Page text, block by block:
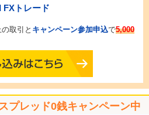
FXトレード
取引と キャンペーン参加申込で5,000
プレッド0銭キャンペーン中